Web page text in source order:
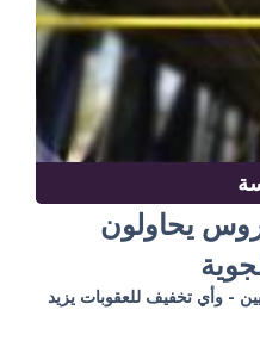
يحاولون
- وأي تخفيف للعقوبات يزيد